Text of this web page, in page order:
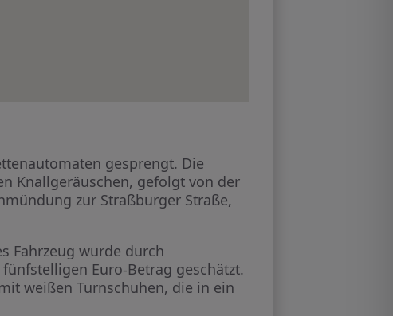
gesprengt. Die
Knallgeräuschen, gefolgt von der
zur Straßburger Straße,
Fahrzeug wurde durch
Euro-Betrag geschätzt.
weißen Turnschuhen, die in ein